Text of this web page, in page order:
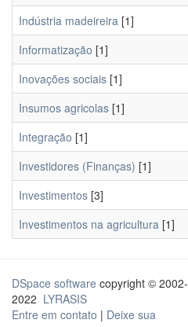
Indústria madeireira [1]
Informatização [1]
Inovações sociais [1]
Insumos agricolas [1]
Integração [1]
Investidores (Finanças) [1]
Investimentos [3]
Investimentos na agricultura [1]
DSpace software copyright © 2002-
2022 LYRASIS
Entre em contato | Deixe sua